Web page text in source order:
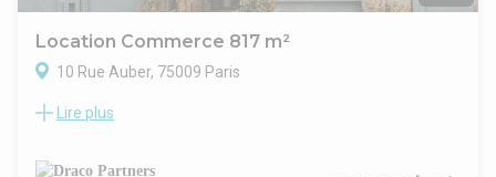
-Belle hauteur sous plafond
-Parquet ancien
Location Commerce 817 m²
10 Rue Auber, 75009 Paris
Local commercial au pied d'un immeuble mixte bureau et
Lire plus